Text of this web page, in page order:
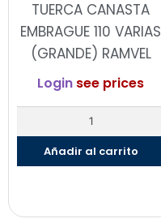
TUERCA CANASTA
EMBRAGUE 110 VARIAS
(GRANDE) RAMVEL
Login see prices
Añadir al carrito